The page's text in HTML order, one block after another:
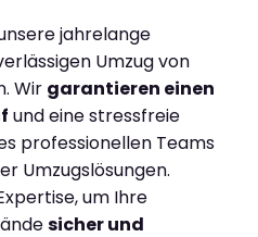
jahrelange
Umzug von
Wir garantieren einen
und eine stressfreie
professionellen Teams
Umzugslösungen.
um Ihre
sicher und